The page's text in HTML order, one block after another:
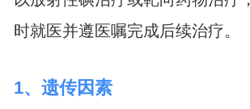
时就医并遵医嘱完成后续治疗。
1、遗传因素